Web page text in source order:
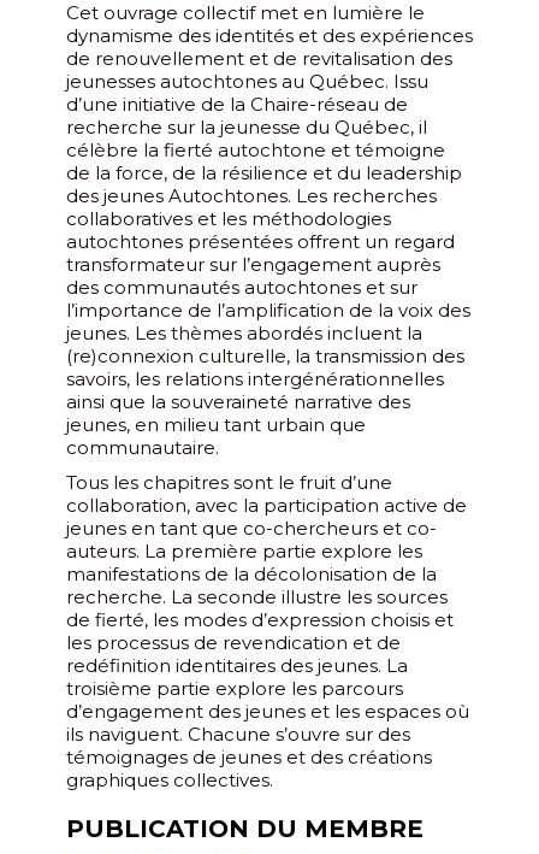
Cet ouvrage collectif met en lumière le
dynamisme des identités et des expériences
de renouvellement et de revitalisation des
jeunesses autochtones au Québec. Issu
d’une initiative de la Chaire-réseau de
recherche sur la jeunesse du Québec, il
célèbre la fierté autochtone et témoigne
de la force, de la résilience et du leadership
des jeunes Autochtones. Les recherches
collaboratives et les méthodologies
autochtones présentées offrent un regard
transformateur sur l’engagement auprès
des communautés autochtones et sur
l’importance de l’amplification de la voix des
jeunes. Les thèmes abordés incluent la
(re)connexion culturelle, la transmission des
savoirs, les relations intergénérationnelles
ainsi que la souveraineté narrative des
jeunes, en milieu tant urbain que
communautaire.
Tous les chapitres sont le fruit d’une
collaboration, avec la participation active de
jeunes en tant que co-chercheurs et co-
auteurs. La première partie explore les
manifestations de la décolonisation de la
recherche. La seconde illustre les sources
de fierté, les modes d’expression choisis et
les processus de revendication et de
redéfinition identitaires des jeunes. La
troisième partie explore les parcours
d’engagement des jeunes et les espaces où
ils naviguent. Chacune s’ouvre sur des
témoignages de jeunes et des créations
graphiques collectives.
PUBLICATION DU MEMBRE